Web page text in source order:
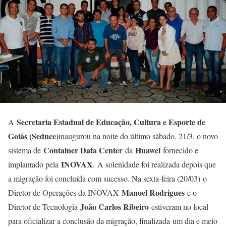
A Secretaria Estadual de Educação, Cultura e Esporte de
Goiás (Seduce)inaugurou na noite do último sábado, 21/3, o novo
sistema de Container Data Center da Huawei fornecido e
implantado pela INOVAX. A solenidade foi realizada depois que
a migração foi concluída com sucesso. Na sexta-feira (20/03) o
Diretor de Operações da INOVAX Manoel Rodrigues e o
Diretor de Tecnologia João Carlos Ribeiro estiveram no local
para oficializar a conclusão da migração, finalizada um dia e meio